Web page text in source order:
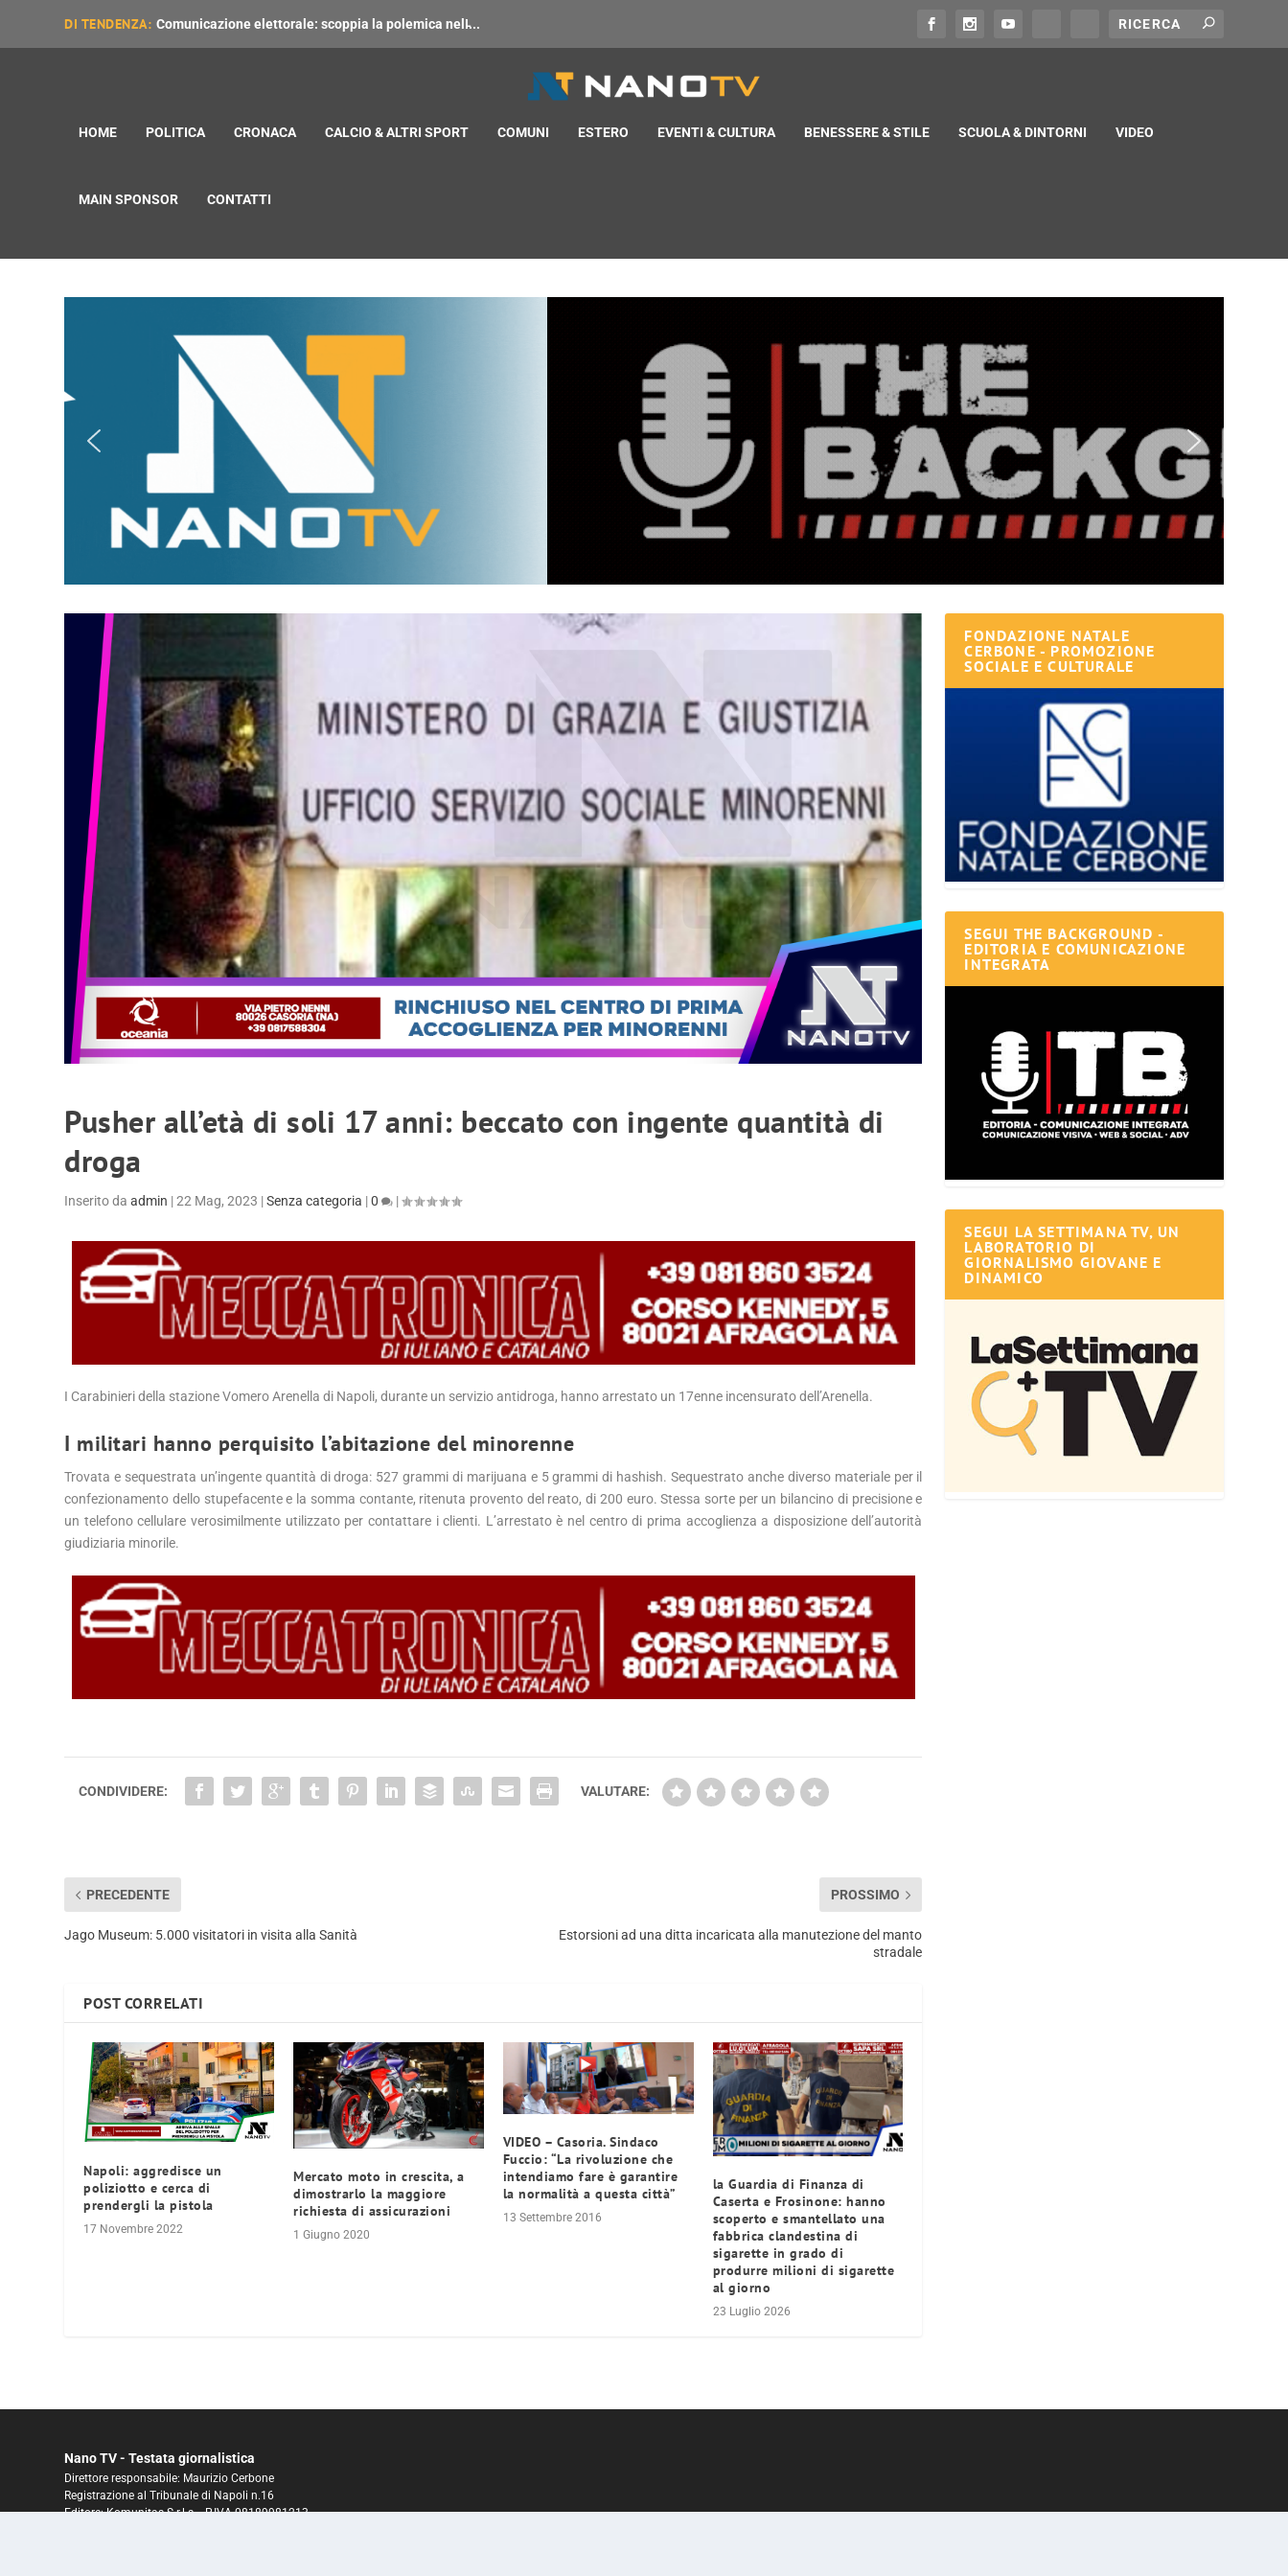
DI TENDENZA: Comunicazione elettorale: scoppia la polemica nell̵...
HOME POLITICA CRONACA CALCIO & ALTRI SPORT COMUNI ESTERO EVENTI & CULTURA BENESSERE & STILE SCUOLA & DINTORNI VIDEO
MAIN SPONSOR CONTATTI
Pusher all’età di soli 17 anni: beccato con ingente quantità di
droga
Inserito daadmin |22 Mag, 2023 |Senza categoria |0 |
I Carabinieri della stazione Vomero Arenella di Napoli, durante un servizio antidroga, hanno arrestato un 17enne incensurato dell’Arenella.
I militari hanno perquisito l’abitazione del minorenne
Trovata e sequestrata un’ingente quantità di droga: 527 grammi di marijuana e 5 grammi di hashish. Sequestrato anche diverso materiale per il
confezionamento dello stupefacente e la somma contante, ritenuta provento del reato, di 200 euro. Stessa sorte per un bilancino di precisione e
un telefono cellulare verosimilmente utilizzato per contattare i clienti. L’arrestato è nel centro di prima accoglienza a disposizione dell’autorità
giudiziaria minorile.
CONDIVIDERE: VALUTARE:
PRECEDENTE
Jago Museum: 5.000 visitatori in visita alla Sanità
PROSSIMO
Estorsioni ad una ditta incaricata alla manutezione del manto
stradale
POST CORRELATI
Napoli: aggredisce un
poliziotto e cerca di
prendergli la pistola
17 Novembre 2022
Mercato moto in crescita, a
dimostrarlo la maggiore
richiesta di assicurazioni
1 Giugno 2020
VIDEO – Casoria. Sindaco
Fuccio: “La rivoluzione che
intendiamo fare è garantire
la normalità a questa città”
13 Settembre 2016
la Guardia di Finanza di
Caserta e Frosinone: hanno
scoperto e smantellato una
fabbrica clandestina di
sigarette in grado di
produrre milioni di sigarette
al giorno
23 Luglio 2026
FONDAZIONE NATALE
CERBONE - PROMOZIONE
SOCIALE E CULTURALE
SEGUI THE BACKGROUND -
EDITORIA E COMUNICAZIONE
INTEGRATA
SEGUI LA SETTIMANA TV, UN
LABORATORIO DI
GIORNALISMO GIOVANE E
DINAMICO
Nano TV - Testata giornalistica
Direttore responsabile: Maurizio Cerbone
Registrazione al Tribunale di Napoli n.16
Editore: Komunitas S.r.l.s. - P.IVA 08189981213